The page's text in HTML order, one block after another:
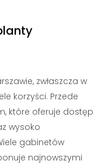
zwłaszcza w
korzyści. Przede
które oferuje dostęp
wysoko
gabinetów
najnowszymi